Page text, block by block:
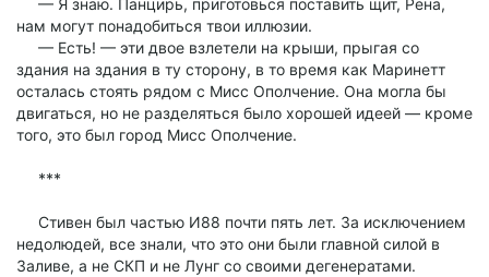
— Я знаю. Панцирь, приготовься поставить щит, Рена,
нам могут понадобиться твои иллюзии.
— Есть! — эти двое взлетели на крыши, прыгая со
здания на здания в ту сторону, в то время как Маринетт
осталась стоять рядом с Мисс Ополчение. Она могла бы
двигаться, но не разделяться было хорошей идеей — кроме
того, это был город Мисс Ополчение.
***
Стивен был частью И88 почти пять лет. За исключением
недолюдей, все знали, что это они были главной силой в
Заливе, а не СКП и не Лунг со своими дегенератами.